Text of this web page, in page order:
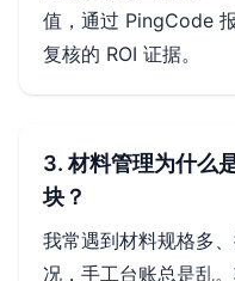
值，通过 PingCode
复核的 ROI 证据。
3. 材料管理为什么
块？
我常遇到材料规格多
况，手工台账总是乱